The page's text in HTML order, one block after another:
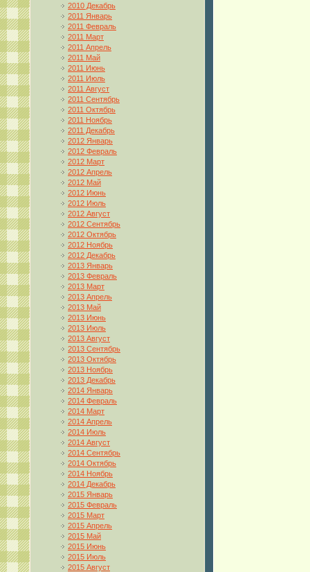
2010 Декабрь
2011 Январь
2011 Февраль
2011 Март
2011 Апрель
2011 Май
2011 Июнь
2011 Июль
2011 Август
2011 Сентябрь
2011 Октябрь
2011 Ноябрь
2011 Декабрь
2012 Январь
2012 Февраль
2012 Март
2012 Апрель
2012 Май
2012 Июнь
2012 Июль
2012 Август
2012 Сентябрь
2012 Октябрь
2012 Ноябрь
2012 Декабрь
2013 Январь
2013 Февраль
2013 Март
2013 Апрель
2013 Май
2013 Июнь
2013 Июль
2013 Август
2013 Сентябрь
2013 Октябрь
2013 Ноябрь
2013 Декабрь
2014 Январь
2014 Февраль
2014 Март
2014 Апрель
2014 Июль
2014 Август
2014 Сентябрь
2014 Октябрь
2014 Ноябрь
2014 Декабрь
2015 Январь
2015 Февраль
2015 Март
2015 Апрель
2015 Май
2015 Июнь
2015 Июль
2015 Август